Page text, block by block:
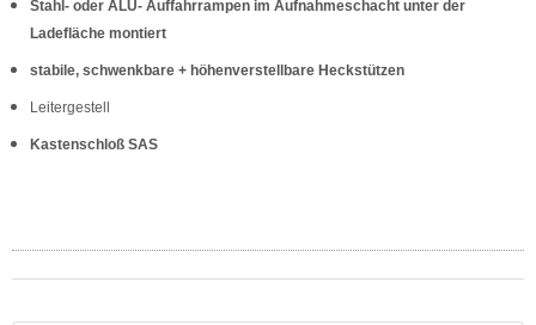
Stahl- oder ALU- Auffahrrampen im Aufnahmeschacht unter der
Ladefläche montiert
stabile, schwenkbare + höhenverstellbare Heckstützen
Leitergestell
Kastenschloß SAS